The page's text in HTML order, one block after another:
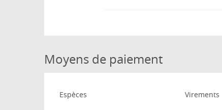
Moyens de paiement
Espèces Virements